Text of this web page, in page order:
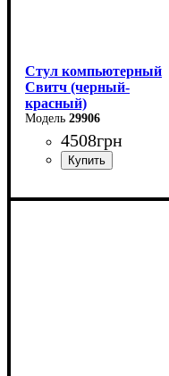
Стул компьютерный
Свитч (черный-
красный)
29906
4508грн